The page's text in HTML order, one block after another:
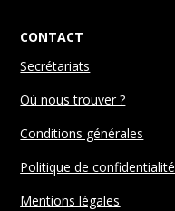
CONTACT
Secrétariats
Où nous trouver ?
Conditions générales
Politique de confidentialité
Mentions légales